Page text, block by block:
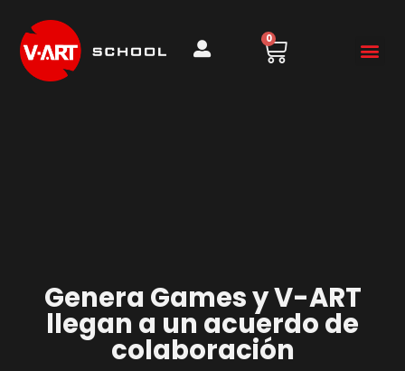
0
Genera Games y V-ART
llegan a un acuerdo de
colaboración